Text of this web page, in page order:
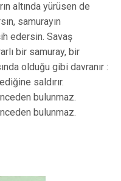
altında yürüsen de
samurayın
edersin. Savaş
bir samuray, bir
olduğu gibi davranır :
saldırır.
bulunmaz.
bulunmaz.